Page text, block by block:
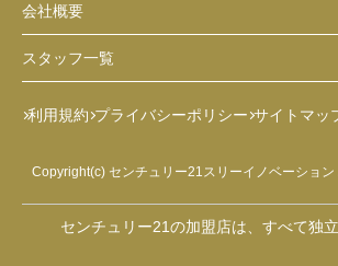
会社概要
スタッフ一覧
利用規約 プライバシーポリシー サイトマッ
Copyright(c) センチュリー21スリーイノベーショ
センチュリー21の加盟店は、すべて独立